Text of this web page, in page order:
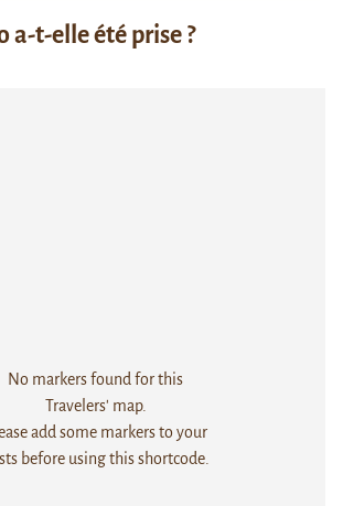
a-t-elle été prise ?
No markers found for this
Travelers' map.
add some markers to your
before using this shortcode.